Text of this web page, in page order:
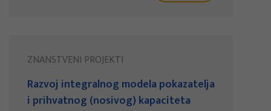
ZNANSTVENI PROJEKTI
Razvoj integralnog modela pokazatelja
i prihvatnog (nosivog) kapaciteta